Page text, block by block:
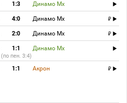
1:3 Динамо Мх
4:0 Динамо Мх
2:0 Динамо Мх
1:1 Динамо Мх
(по пен. 3:4)
1:1 Акрон